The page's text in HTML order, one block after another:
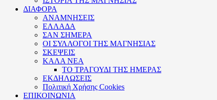
ΔΙΑΦΟΡΑ
ΑΝΑΜΝΗΣΕΙΣ
ΕΛΛΑΔΑ
ΣΑΝ ΣΗΜΕΡΑ
ΟΙ ΣΥΛΛΟΓΟΙ ΤΗΣ ΜΑΓΝΗΣΙΑΣ
ΣΚΕΨΕΙΣ
ΚΑΛΑ ΝΕΑ
ΤΟ ΤΡΑΓΟΥΔΙ ΤΗΣ ΗΜΕΡΑΣ
ΕΚΔΗΛΩΣΕΙΣ
Πολιτική Xρήσης Cookies
ΕΠΙΚΟΙΝΩΝΙΑ